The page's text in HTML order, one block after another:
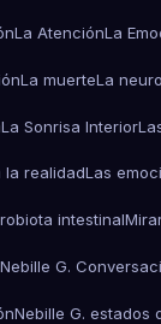
La AtenciónLa
La muerteLa
La Sonrisa Interior
la realidadLas
intestinal
Nebille G.
Nebille G. estados